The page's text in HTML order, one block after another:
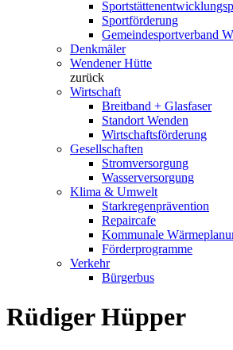
Sportförderung
Gemeindesportverband
Denkmäler
Wendener Hütte
zurück
Wirtschaft
Breitband + Glasfaser
Standort Wenden
Wirtschaftsförderung
Gesellschaften
Stromversorgung
Wasserversorgung
Klima & Umwelt
Starkregenprävention
Repaircafe
Kommunale
Förderprogramme
Verkehr
Bürgerbus
Rüdiger Hüpper